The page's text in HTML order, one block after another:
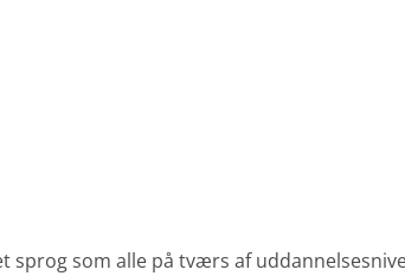
sprog som alle på tværs af